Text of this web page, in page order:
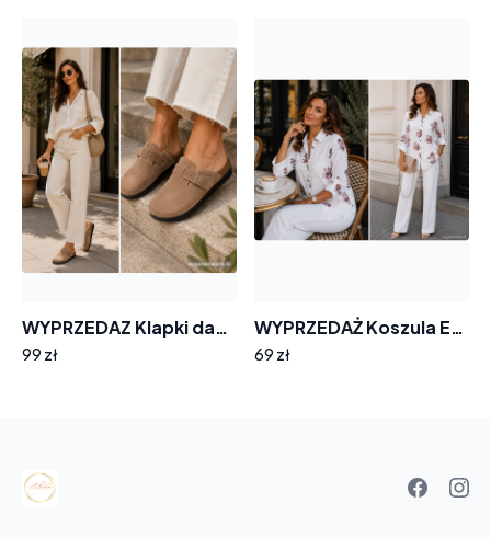
WYPRZEDAZ Klapki damskie barefoot GOODIN SW-2662 skóra zamsz miękkie wygodne
99 zł
WYPRZEDAŻ Koszula EMG KS266 brązowe róże rozmiar 36
69 zł